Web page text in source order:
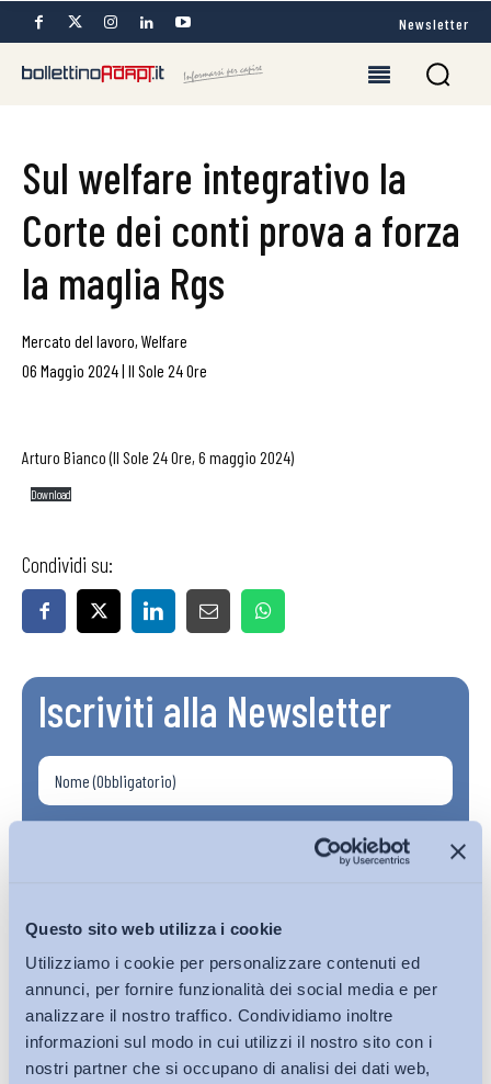
Questo sito web utilizza i cookie
Utilizziamo i cookie per personalizzare contenuti ed
annunci, per fornire funzionalità dei social media e per
analizzare il nostro traffico. Condividiamo inoltre
informazioni sul modo in cui utilizzi il nostro sito con i
nostri partner che si occupano di analisi dei dati web,
Newsletter
Sul welfare integrativo la
Corte dei conti prova a forza
la maglia Rgs
Mercato del lavoro, Welfare
06 Maggio 2024| Il Sole 24 Ore
Arturo Bianco (Il Sole 24 Ore, 6 maggio 2024)
Download
Condividi su:
Iscriviti alla Newsletter